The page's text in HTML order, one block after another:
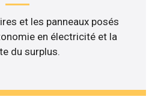
et les panneaux posés
en électricité et la
du surplus.